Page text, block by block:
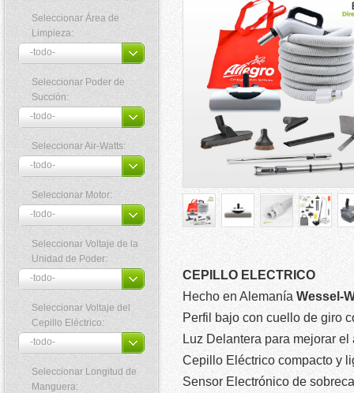
Seleccionar Área de
Limpieza:
Seleccionar Poder de
Succión:
Seleccionar Air-Watts:
Seleccionar Motor:
Seleccionar Voltaje de la
Unidad de Poder:
Seleccionar Voltaje del
Cepillo Eléctrico:
Seleccionar Longitud de
Manguera:
CEPILLO ELECTRICO
Hecho en Alemanía Wessel-
Perfil bajo con cuello de giro
Luz Delantera para mejorar
Cepillo Eléctrico compacto y
Sensor Electrónico de